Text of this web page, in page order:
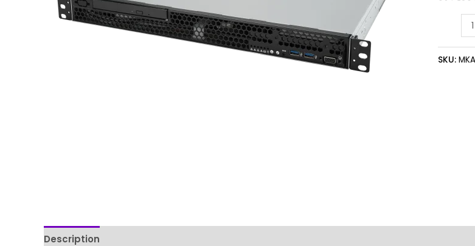
quantity
SKU:
Description